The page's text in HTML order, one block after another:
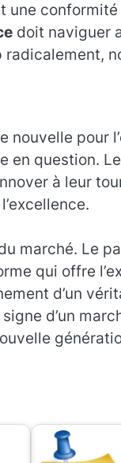
doit naviguer
nouvelle pour
en question.
à leur
marché. Le
qui offre
d’un
d’un